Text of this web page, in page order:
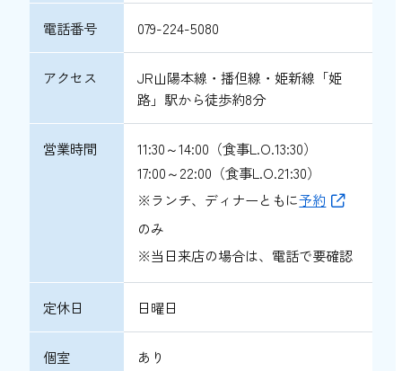
電話番号 079-224-5080
アクセス
JR山陽本線・播但線・姫新線「姫
路」駅から徒歩約8分
営業時間
11:30～14:00（食事L.O.13:30）
17:00～22:00（食事L.O.21:30）
※ランチ、ディナーともに予約
のみ
※当日来店の場合は、電話で要確認
定休日 日曜日
個室 あり